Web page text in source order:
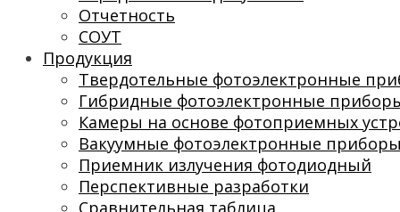
Отчетность
СОУТ
Продукция
Твердотельные фотоэлектронные
Гибридные фотоэлектронные
Камеры на основе фотоприемных
Вакуумные фотоэлектронные приборы
Приемник излучения фотодиодный
Перспективные разработки
Сравнительная таблица